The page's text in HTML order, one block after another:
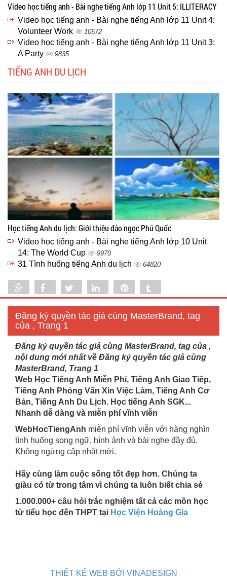
Video học tiếng anh - Bài nghe tiếng Anh lớp 11 Unit 5: ILLITERACY
Video học tiếng anh - Bài nghe tiếng Anh lớp 11 Unit 4:
Volunteer Work
10572
Video học tiếng anh - Bài nghe tiếng Anh lớp 11 Unit 3:
A Party
9835
TIẾNG ANH DU LỊCH
Học tiếng Anh du lịch: Giới thiệu đảo ngọc Phú Quốc
Video học tiếng anh - Bài nghe tiếng Anh lớp 10 Unit
14: The World Cup
9970
31 Tình huống tiếng Anh du lịch 64820
Share Share Tweet Share
Đăng ký quyền tác giả cùng MasterBrand, tag
của , Trang 1
Đăng ký quyền tác giả cùng MasterBrand, tag của ,
nội dung mới nhất về Đăng ký quyền tác giả cùng
MasterBrand, Trang 1
Web Học Tiếng Anh Miễn Phí, Tiếng Anh Giao Tiếp,
Tiếng Anh Phỏng Vấn Xin Việc Làm, Tiếng Anh Cơ
Bản, Tiếng Anh Du Lịch. Học tiếng Anh SGK...
Nhanh dễ dàng và miễn phí vĩnh viễn
WebHocTiengAnh miễn phí vĩnh viễn với hàng nghìn
tình huống song ngữ, hình ảnh và bài nghe đầy đủ.
Không ngừng cập nhật mới.
Hãy cùng làm cuộc sống tốt đẹp hơn. Chúng ta
giàu có từ trong tâm vì chúng ta luôn biết chia sẻ
1.000.000+ câu hỏi trắc nghiệm tất cả các môn học
từ tiểu học đến THPT tại Học Viện Hoàng Gia
THIẾT KẾ WEB BỞI VINADESIGN